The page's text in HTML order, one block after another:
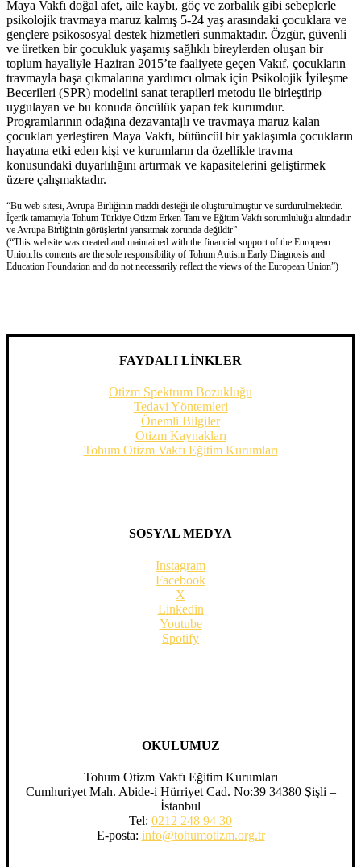
Maya Vakfı doğal afet, aile kaybı, göç ve zorbalık gibi sebeplerle
psikolojik travmaya maruz kalmış 5-24 yaş arasındaki çocuklara ve
gençlere psikososyal destek hizmetleri sunmaktadır. Özgür, güvenli
ve üretken bir çocukluk yaşamış sağlıklı bireylerden oluşan bir
toplum hayaliyle Haziran 2015’te faaliyete geçen Vakıf, çocukların
travmayla başa çıkmalarına yardımcı olmak için Psikolojik İyileşme
Becerileri (SPR) modelini sanat terapileri metodu ile birleştirip
uygulayan ve bu konuda öncülük yapan tek kurumdur.
Programlarının odağına dezavantajlı ve travmaya maruz kalan
çocukları yerleştiren Maya Vakfı, bütüncül bir yaklaşımla çocukların
hayatına etki eden kişi ve kurumların da özellikle travma
konusundaki duyarlılığını artırmak ve kapasitelerini geliştirmek
üzere çalışmaktadır.
“Bu web sitesi, Avrupa Birliğinin maddi desteği ile oluşturulmuştur ve sürdürülmektedir.
İçerik tamamıyla Tohum Türkiye Otizm Erken Tanı ve Eğitim Vakfı sorumluluğu altındadır
ve Avrupa Birliğinin görüşlerini yansıtmak zorunda değildir”
(“This website was created and maintained with the financial support of the European
Union.Its contents are the sole responsibility of Tohum Autism Early Diagnosis and
Education Foundation and do not necessarily reflect the views of the European Union”)
FAYDALI LİNKLER
Otizm Spektrum Bozukluğu
Tedavi Yöntemleri
Önemli Bilgiler
Otizm Kaynakları
Tohum Otizm Vakfı Eğitim Kurumları
SOSYAL MEDYA
Instagram
Facebook
X
Linkedin
Youtube
Spotify
OKULUMUZ
Tohum Otizm Vakfı Eğitim Kurumları
Cumhuriyet Mah. Abide-i Hürriyet Cad. No:39 34380 Şişli –
İstanbul
Tel: 0212 248 94 30
E-posta: info@tohumotizm.org.tr